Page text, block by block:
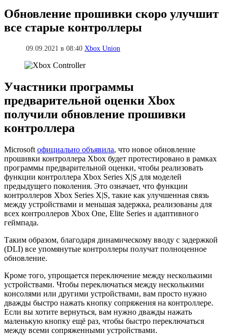
Обновление прошивки скоро улучшит
все старые контроллеры
09.09.2021 в 08:40Xbox Union
Участники программы
предварительной оценки Xbox
получили обновление прошивки
контроллера
Microsoft официально объявила, что новое обновление
прошивки контроллера Xbox будет протестировано в рамках
программы предварительной оценки, чтобы реализовать
функции контроллера Xbox Series X|S для моделей
предыдущего поколения. Это означает, что функции
контроллеров Xbox Series X|S, такие как улучшенная связь
между устройствами и меньшая задержка, реализованы для
всех контроллеров Xbox One, Elite Series и адаптивного
геймпада.
Таким образом, благодаря динамическому вводу с задержкой
(DLI) все упомянутые контроллеры получат полноценное
обновление.
Кроме того, упрощается переключение между несколькими
устройствами. Чтобы переключаться между несколькими
консолями или другими устройствами, вам просто нужно
дважды быстро нажать кнопку сопряжения на контроллере.
Если вы хотите вернуться, вам нужно дважды нажать
маленькую кнопку ещё раз, чтобы быстро переключаться
между всеми сопряженными устройствами.